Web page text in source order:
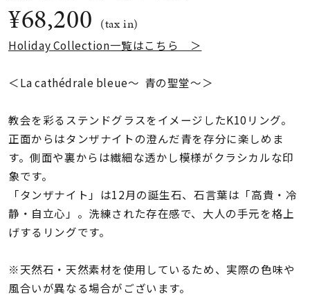
ト
着用シーン
レディース
リングサイズ
～
メンズ
リングサイズ
価格 ¥0
¥68,200 (tax in)
Holiday Collection一覧はこちら ＞
＜La cathédrale bleue〜 青の聖堂〜＞
教会を彩るステンドグラスをイメージしたK10リング。
正面からはタンザナイトの澄んだ青を存分に楽しめま
す。側面や裏からは繊細な透かし模様がクラシカルな印
象です。
「タンザナイト」は12月の誕生石、石言葉は「高貴・冷
静・自立心」。洗練された存在感で、大人の手元を格上
げするリングです。
※天然石・天然素材を使用しているため、実際の色味や
風合いが異なる場合がございます。